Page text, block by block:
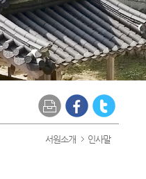
서원소개 인사말